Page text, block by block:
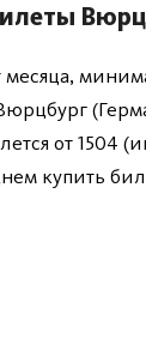
месяца,
от 1504
купить